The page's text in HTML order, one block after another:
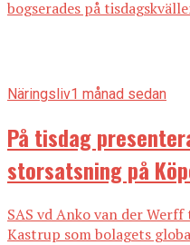
bogserades på
Näringsliv1 månad sedan
På tisdag
storsatsning på
SAS vd Anko van der
Kastrup som bolagets